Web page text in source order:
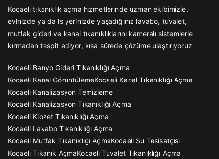
Kocaeli tıkanıklık açma hizmetlerinde uzman ekibimizle,
evinizde ya da iş yerinizde yaşadığınız lavabo, tuvalet,
mutfak gideri ve kanal tıkanıklıklarını kameralı sistemlerle
kırmadan tespit ediyor, kısa sürede çözüme ulaştırıyoruz
Kocaeli Banyo Gideri Tıkanıklığı Açma
Kocaeli Kanal GörüntülemeKocaeli Kanal Tıkanıklığı Açma
Kocaeli Kanalizasyon Temizleme
Kocaeli Kanalizasyon Tıkanıklığı Açma
Kocaeli Klozet Tıkanıklığı Açma
Kocaeli Lavabo Tıkanıklığı Açma
Kocaeli Mutfak Tıkanıklığı AçmaKocaeli Su Tesisatçısı
Kocaeli Tıkanık AçmaKocaeli Tuvalet Tıkanıklığı Açma